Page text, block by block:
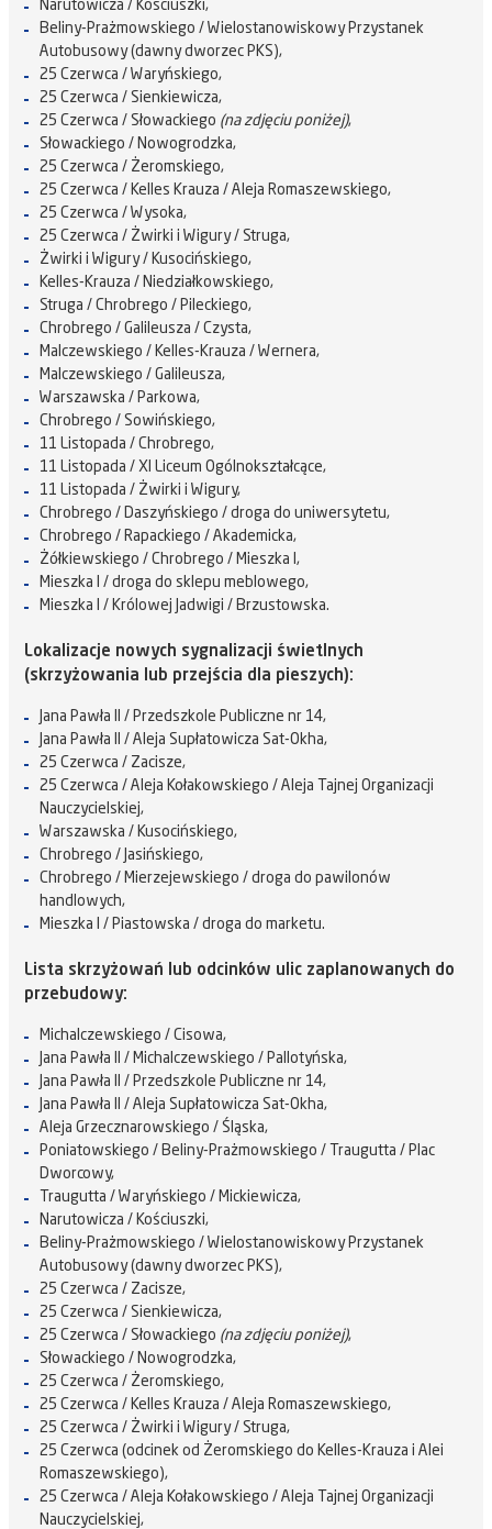
Narutowicza / Kościuszki,
Beliny-Prażmowskiego / Wielostanowiskowy Przystanek
Autobusowy (dawny dworzec PKS),
25 Czerwca / Waryńskiego,
25 Czerwca / Sienkiewicza,
25 Czerwca / Słowackiego (na zdjęciu poniżej),
Słowackiego / Nowogrodzka,
25 Czerwca / Żeromskiego,
25 Czerwca / Kelles Krauza / Aleja Romaszewskiego,
25 Czerwca / Wysoka,
25 Czerwca / Żwirki i Wigury / Struga,
Żwirki i Wigury / Kusocińskiego,
Kelles-Krauza / Niedziałkowskiego,
Struga / Chrobrego / Pileckiego,
Chrobrego / Galileusza / Czysta,
Malczewskiego / Kelles-Krauza / Wernera,
Malczewskiego / Galileusza,
Warszawska / Parkowa,
Chrobrego / Sowińskiego,
11 Listopada / Chrobrego,
11 Listopada / XI Liceum Ogólnokształcące,
11 Listopada / Żwirki i Wigury,
Chrobrego / Daszyńskiego / droga do uniwersytetu,
Chrobrego / Rapackiego / Akademicka,
Żółkiewskiego / Chrobrego / Mieszka I,
Mieszka I / droga do sklepu meblowego,
Mieszka I / Królowej Jadwigi / Brzustowska.
Lokalizacje nowych sygnalizacji świetlnych
(skrzyżowania lub przejścia dla pieszych):
Jana Pawła II / Przedszkole Publiczne nr 14,
Jana Pawła II / Aleja Supłatowicza Sat-Okha,
25 Czerwca / Zacisze,
25 Czerwca / Aleja Kołakowskiego / Aleja Tajnej Organizacji
Nauczycielskiej,
Warszawska / Kusocińskiego,
Chrobrego / Jasińskiego,
Chrobrego / Mierzejewskiego / droga do pawilonów
handlowych,
Mieszka I / Piastowska / droga do marketu.
Lista skrzyżowań lub odcinków ulic zaplanowanych do
przebudowy:
Michalczewskiego / Cisowa,
Jana Pawła II / Michalczewskiego / Pallotyńska,
Jana Pawła II / Przedszkole Publiczne nr 14,
Jana Pawła II / Aleja Supłatowicza Sat-Okha,
Aleja Grzecznarowskiego / Śląska,
Poniatowskiego / Beliny-Prażmowskiego / Traugutta / Plac
Dworcowy,
Traugutta / Waryńskiego / Mickiewicza,
Narutowicza / Kościuszki,
Beliny-Prażmowskiego / Wielostanowiskowy Przystanek
Autobusowy (dawny dworzec PKS),
25 Czerwca / Zacisze,
25 Czerwca / Sienkiewicza,
25 Czerwca / Słowackiego (na zdjęciu poniżej),
Słowackiego / Nowogrodzka,
25 Czerwca / Żeromskiego,
25 Czerwca / Kelles Krauza / Aleja Romaszewskiego,
25 Czerwca / Żwirki i Wigury / Struga,
25 Czerwca (odcinek od Żeromskiego do Kelles-Krauza i Alei
Romaszewskiego),
25 Czerwca / Aleja Kołakowskiego / Aleja Tajnej Organizacji
Nauczycielskiej,